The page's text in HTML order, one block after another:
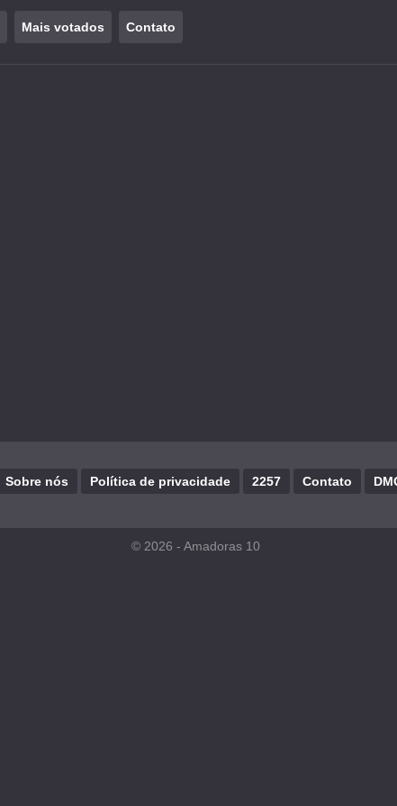
Mais votados Contato
Sobre nós Política de privacidade 2257 Contato
© 2026 - Amadoras 10